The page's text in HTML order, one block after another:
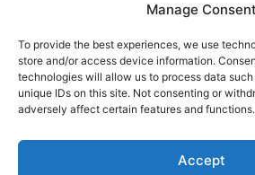
Manage Consent
To provide the best experiences, we use
store and/or access device information.
technologies will allow us to process data
unique IDs on this site. Not consenting or
adversely affect certain features and functions.
Accept